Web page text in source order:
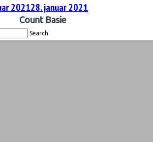
202128. januar 2021
Count Basie
Search